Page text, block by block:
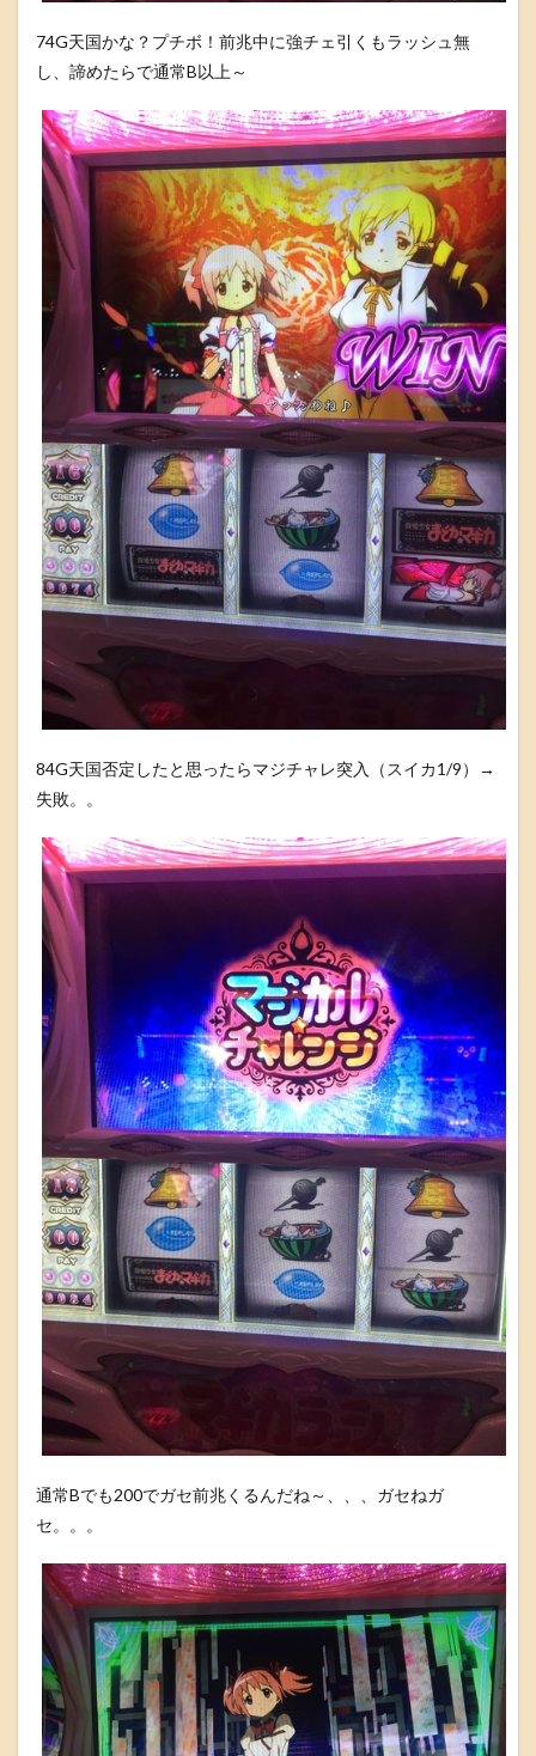
74G天国かな？プチボ！前兆中に強チェ引くもラッシュ無
し、諦めたらで通常B以上～
84G天国否定したと思ったらマジチャレ突入（スイカ1/9）→
失敗。。
通常Bでも200でガセ前兆くるんだね～、、、ガセねガ
セ。。。